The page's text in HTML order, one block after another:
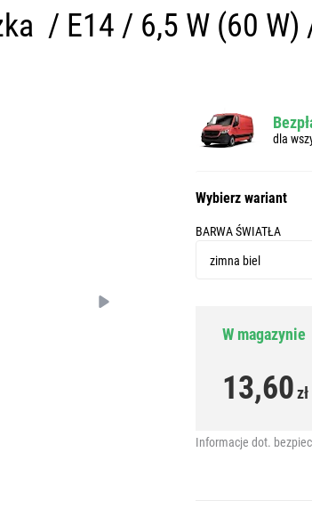
/ E14 / 6,5 W (60
dla
Wybierz wariant
BARWA ŚWIATŁA
światła
zimna biel
W magazynie
13,60zł
Informacje dot.